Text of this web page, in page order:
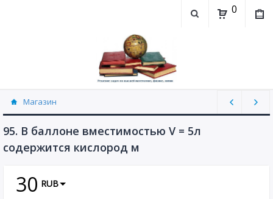
0
Магазин
Физика, химия (рассылаю Doc+PDF) (8689)
95. В баллоне вместимостью V = 5л
содержится кислород м
30 RUB